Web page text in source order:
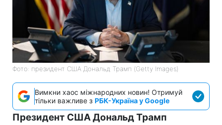
Фото: президент США Дональд Трамп (Getty Images)
Вимкни хаос міжнародних новин! Отримуй
тільки важливе з РБК-Україна у Google
Президент США Дональд Трамп